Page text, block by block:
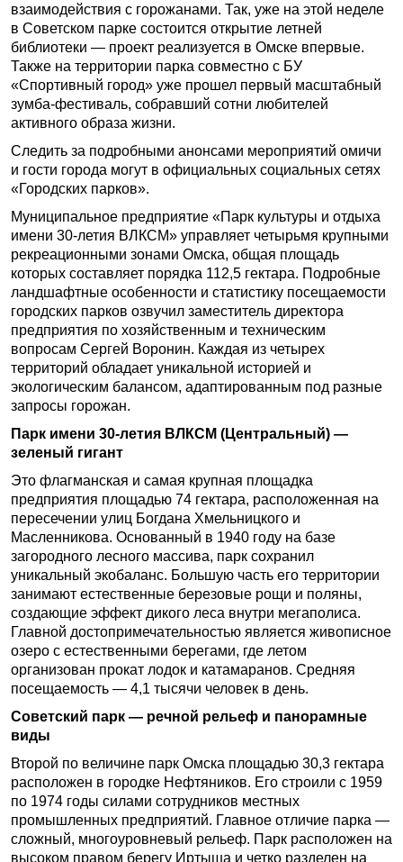
взаимодействия с горожанами. Так, уже на этой неделе
в Советском парке состоится открытие летней
библиотеки — проект реализуется в Омске впервые.
Также на территории парка совместно с БУ
«Спортивный город» уже прошел первый масштабный
зумба-фестиваль, собравший сотни любителей
активного образа жизни.
Следить за подробными анонсами мероприятий омичи
и гости города могут в официальных социальных сетях
«Городских парков».
Муниципальное предприятие «Парк культуры и отдыха
имени 30-летия ВЛКСМ» управляет четырьмя крупными
рекреационными зонами Омска, общая площадь
которых составляет порядка 112,5 гектара. Подробные
ландшафтные особенности и статистику посещаемости
городских парков озвучил заместитель директора
предприятия по хозяйственным и техническим
вопросам Сергей Воронин. Каждая из четырех
территорий обладает уникальной историей и
экологическим балансом, адаптированным под разные
запросы горожан.
Парк имени 30-летия ВЛКСМ (Центральный) —
зеленый гигант
Это флагманская и самая крупная площадка
предприятия площадью 74 гектара, расположенная на
пересечении улиц Богдана Хмельницкого и
Масленникова. Основанный в 1940 году на базе
загородного лесного массива, парк сохранил
уникальный экобаланс. Большую часть его территории
занимают естественные березовые рощи и поляны,
создающие эффект дикого леса внутри мегаполиса.
Главной достопримечательностью является живописное
озеро с естественными берегами, где летом
организован прокат лодок и катамаранов. Средняя
посещаемость — 4,1 тысячи человек в день.
Советский парк — речной рельеф и панорамные
виды
Второй по величине парк Омска площадью 30,3 гектара
расположен в городке Нефтяников. Его строили с 1959
по 1974 годы силами сотрудников местных
промышленных предприятий. Главное отличие парка —
сложный, многоуровневый рельеф. Парк расположен на
высоком правом берегу Иртыша и четко разделен на